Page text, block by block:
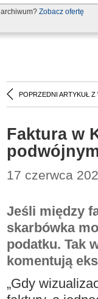
Zobacz ofertę
POPRZEDNI ARTYKUŁ Z
Faktura w
17 czerwca
Jeśli między
skarbówka
podatku. Tak
komentują
„Gdy